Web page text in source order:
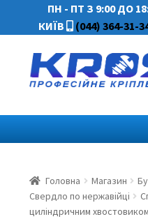
ПН - ПТ З 9:00 ДО
КИЇВ
(044) 364-31-
Головна Магазин
Свердло по нержавійці
циліндричним